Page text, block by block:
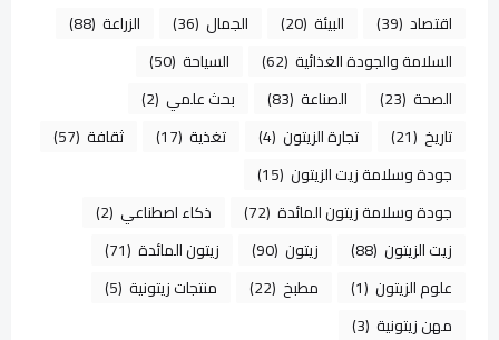
اقتصاد (39) البيئة (20) الجمال (36) الزراعة (88)
السلامة والجودة الغذائية (62) السياحة (50)
الصحة (23) الصناعة (83) بحث علمي (2)
تاريخ (21) تجارة الزيتون (4) تغذية (17) ثقافة (57)
جودة وسلامة زيت الزيتون (15)
جودة وسلامة زيتون المائدة (72) ذكاء اصطناعي (2)
زيت الزيتون (88) زيتون (90) زيتون المائدة (71)
علوم الزيتون (1) مطبخ (22) منتجات زيتونية (5)
مهن زيتونية (3)